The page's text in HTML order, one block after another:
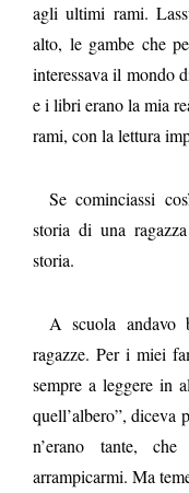
agli ultimi rami.
alto, le gambe che
interessava il mondo
e i libri erano la mia
rami, con la lettura
Se cominciassi
storia di una
storia.
A scuola andavo
ragazze. Per i miei
sempre a leggere in
quell’albero”, diceva
n’erano tante,
arrampicarmi. Ma